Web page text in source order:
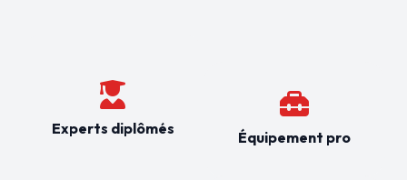
Experts diplômés Équipement pro